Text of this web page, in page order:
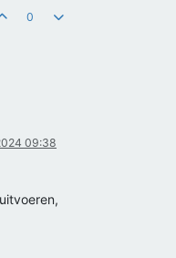
0
09:38